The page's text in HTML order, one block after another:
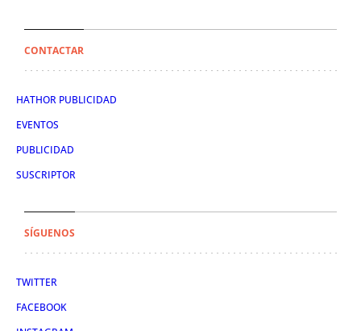
CONTACTAR
HATHOR PUBLICIDAD
EVENTOS
PUBLICIDAD
SUSCRIPTOR
SÍGUENOS
TWITTER
FACEBOOK